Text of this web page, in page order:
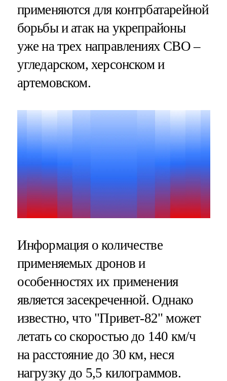
применяются для контрбатарейной
борьбы и атак на укрепрайоны
уже на трех направлениях СВО –
угледарском, херсонском и
артемовском.
Информация о количестве
применяемых дронов и
особенностях их применения
является засекреченной. Однако
известно, что "Привет-82" может
летать со скоростью до 140 км/ч
на расстояние до 30 км, неся
нагрузку до 5,5 килограммов.